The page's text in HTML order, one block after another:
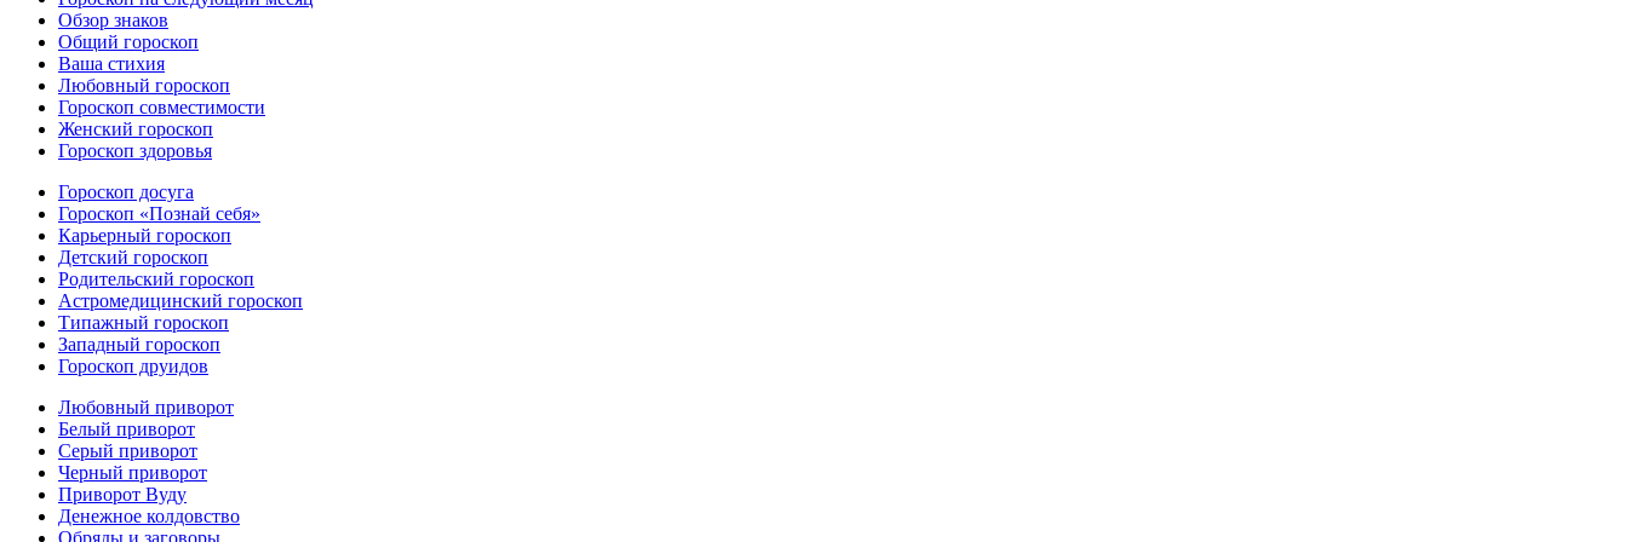
Обзор знаков
Общий гороскоп
Ваша стихия
Любовный гороскоп
Гороскоп совместимости
Женский гороскоп
Гороскоп здоровья
Гороскоп досуга
Гороскоп «Познай себя»
Карьерный гороскоп
Детский гороскоп
Родительский гороскоп
Астромедицинский гороскоп
Типажный гороскоп
Западный гороскоп
Гороскоп друидов
Любовный приворот
Белый приворот
Серый приворот
Черный приворот
Приворот Вуду
Денежное колдовство
Обряды и заговоры